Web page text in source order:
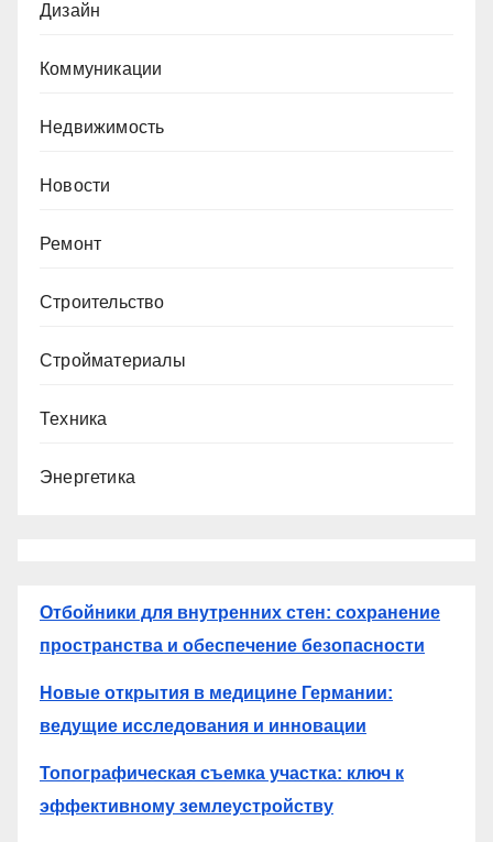
Дизайн
Коммуникации
Недвижимость
Новости
Ремонт
Строительство
Стройматериалы
Техника
Энергетика
Отбойники для внутренних стен: сохранение
пространства и обеспечение безопасности
Новые открытия в медицине Германии:
ведущие исследования и инновации
Топографическая съемка участка: ключ к
эффективному землеустройству